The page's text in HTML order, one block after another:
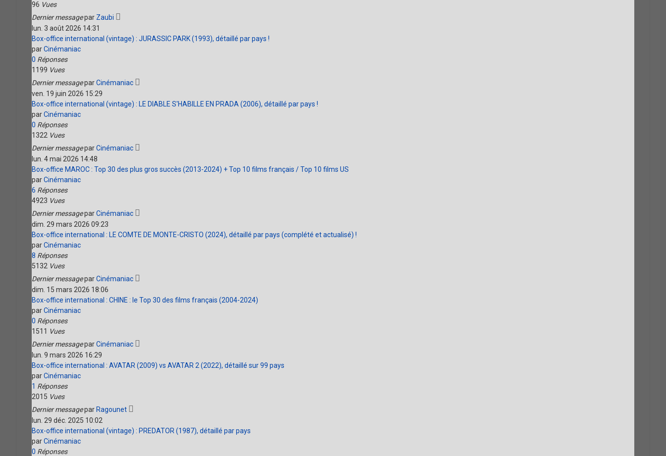
96 Vues
Dernier messagepar Zaubi
lun. 3 août 2026 14:31
Box-office international (vintage) : JURASSIC PARK (1993), détaillé par pays !
parCinémaniac
0 Réponses
1199 Vues
Dernier messageparCinémaniac
ven. 19 juin 2026 15:29
Box-office international (vintage) : LE DIABLE S'HABILLE EN PRADA (2006), détaillé par pays !
parCinémaniac
0 Réponses
1322 Vues
Dernier messageparCinémaniac
lun. 4 mai 2026 14:48
Box-office MAROC : Top 30 des plus gros succès (2013-2024) + Top 10 films français / Top 10 films US
parCinémaniac
6 Réponses
4923 Vues
Dernier messageparCinémaniac
dim. 29 mars 2026 09:23
Box-office international : LE COMTE DE MONTE-CRISTO (2024), détaillé par pays (complété et actualisé) !
parCinémaniac
8 Réponses
5132 Vues
Dernier messageparCinémaniac
dim. 15 mars 2026 18:06
Box-office international : CHINE : le Top 30 des films français (2004-2024)
parCinémaniac
0 Réponses
1511 Vues
Dernier messageparCinémaniac
lun. 9 mars 2026 16:29
Box-office international : AVATAR (2009) vs AVATAR 2 (2022), détaillé sur 99 pays
parCinémaniac
1 Réponses
2015 Vues
Dernier messagepar Ragounet
lun. 29 déc. 2025 10:02
Box-office international (vintage) : PREDATOR (1987), détaillé par pays
parCinémaniac
0 Réponses